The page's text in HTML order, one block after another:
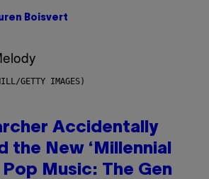
Boisvert
GETTY IMAGES)
Accidentally
the New ‘Millennial
Pop Music: The Gen